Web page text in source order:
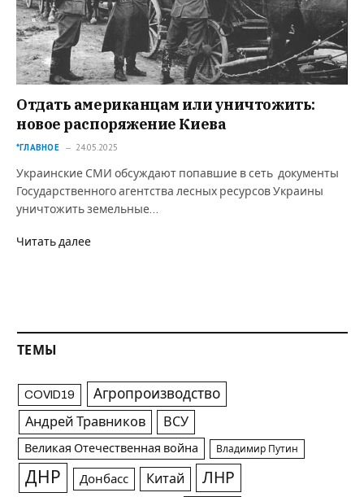
Отдать американцам или уничтожить:
новое распоряжение Киева
*ГЛАВНОЕ 24.05.2025
Украинские СМИ обсуждают попавшие в сеть документы
Государственного агентства лесных ресурсов Украины
уничтожить земельные…
Читать далее
ТЕМЫ
COVID19 Агропроизводство
Андрей Травников ВСУ
Великая Отечественная война Владимир Путин
ДНР Донбасс Китай ЛНР